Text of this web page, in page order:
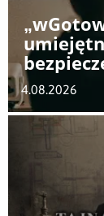
4.08.2026